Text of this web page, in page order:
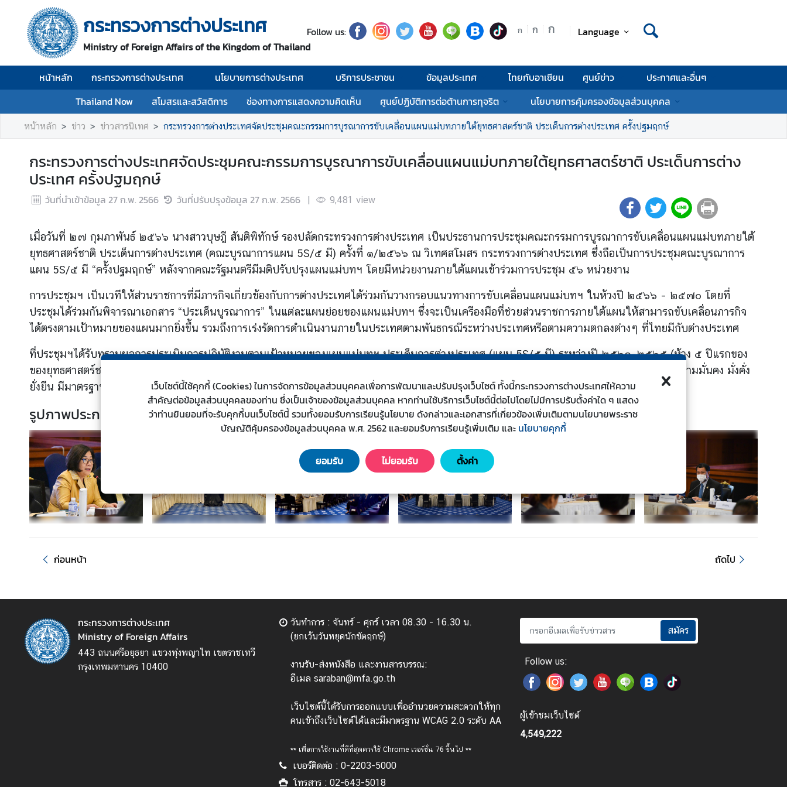
กระทรวงการต่างประเทศ
Ministry of Foreign Affairs of the Kingdom of Thailand
Follow us: ก ก ก Language
หน้าหลัก กระทรวงการต่างประเทศ นโยบายการต่างประเทศ บริการประชาชน ข้อมูลประเทศ ไทยกับอาเซียน ศูนย์ข่าว
ประกาศและอื่นๆ
Thailand Now
สโมสรและสวัสดิการ ช่องทางการแสดงความคิดเห็น ศูนย์ปฏิบัติการต่อต้านการทุจริต นโยบายการคุ้มครองข้อมูลส่วนบุคคล
ห
น้
า
ก
ก
ะ
ท
ว
ก
ร
ต่
ง
ป
ร
เ
ท
ศ
น
โ
ย
บ
า
ย
ก
า
ร
เ
ท
ศ
หน้าหลัก ข่าว ข่าวสารนิเทศ กระทรวงการต่างประเทศจัดประชุมคณะกรรมการบูรณาการขับเคลื่อนแผนแม่บทภายใต้ยุทธศาสตร์ชาติ ประเด็นการต่างประเทศ ครั้งปฐมฤกษ์
กระทรวงการต่างประเทศจัดประชุมคณะกรรมการบูรณาการขับเคลื่อนแผนแม่บทภายใต้ยุทธศาสตร์ชาติ ประเด็นการต่าง
ประเทศ ครั้งปฐมฤกษ์
วันที่นำเข้าข้อมูล 27 ก.พ. 2566 วันที่ปรับปรุงข้อมูล 27 ก.พ. 2566 | 9,481 view
เมื่อวันที่ ๒๗ กุมภาพันธ์ ๒๕๖๖ นางสาวบุษฎี สันติพิทักษ์ รองปลัดกระทรวงการต่างประเทศ เป็นประธานการประชุมคณะกรรมการบูรณาการขับเคลื่อนแผนแม่บทภายใต้
ยุทธศาสตร์ชาติ ประเด็นการต่างประเทศ (คณะบูรณาการแผน 5S/๕ มี) ครั้งที่ ๑/๒๕๖๖ ณ วิเทศสโมสร กระทรวงการต่างประเทศ ซึ่งถือเป็นการประชุมคณะบูรณาการ
แผน 5S/๕ มี “ครั้งปฐมฤกษ์” หลังจากคณะรัฐมนตรีมีมติปรับปรุงแผนแม่บทฯ โดยมีหน่วยงานภายใต้แผนเข้าร่วมการประชุม ๕๖ หน่วยงาน
การประชุมฯ เป็นเวทีให้ส่วนราชการที่มีภารกิจเกี่ยวข้องกับการต่างประเทศได้ร่วมกันวางกรอบแนวทางการขับเคลื่อนแผนแม่บทฯ ในห้วงปี ๒๕๖๖ – ๒๕๗๐ โดยที่
ประชุมได้ร่วมกันพิจารณาเอกสาร “ประเด็นบูรณาการ” ในแต่ละแผนย่อยของแผนแม่บทฯ ซึ่งจะเป็นเครืองมือที่ช่วยส่วนราชการภายใต้แผนให้สามารถขับเคลื่อนภารกิจ
ได้ตรงตามเป้าหมายของแผนมากยิ่งขึ้น รวมถึงการเร่งรัดการดำเนินงานภายในประเทศตามพันธกรณีระหว่างประเทศหรือตามความตกลงต่างๆ ที่ไทยมีกับต่างประเทศ
ที่ประชุมฯได้รับทราบผลการประเมินการปฏิบัติงานตามเป้าหมายของแผนแม่บทฯ ประเด็นการต่างประเทศ (แผน 5S/๕ มี) ระหว่างปี ๒๕๖๑-๒๕๖๕ (ห้วง ๕ ปีแรกของ
ของยุทธศาสตร์ชาติ) จัดทำโดยสำนักงานสภาพัฒนาการเศรษฐกิจและสังคมแห่งชาติ ซึ่งประเมินว่า “การต่างประเทศไทยมีเอกภาพ ทำให้ประเทศไทยมีความมั่นคง มั่งคั่ง
ยั่งยืน มีมาตรฐานสากล และมีเกียรติภูมิในประชาคมโลก” มากขึ้น/ดีขึ้นตามเป้าหมายที่ตั้งไว้ (บรรลุค่าเป้าหมาย)
รูปภาพประกอบ
ก่อนหน้า ถัดไป
กระทรวงการต่างประเทศ
Ministry of Foreign Affairs
443 ถนนศรีอยุธยา แขวงทุ่งพญาไท เขตราชเทวี
กรุงเทพมหานคร 10400
วันทำการ : จันทร์ - ศุกร์ เวลา 08.30 - 16.30 น.
(ยกเว้นวันหยุดนักขัตฤกษ์)
งานรับ-ส่งหนังสือ และงานสารบรรณ:
อีเมล saraban@mfa.go.th
เว็บไซต์นี้ได้รับการออกแบบเพื่ออำนวยความสะดวกให้ทุก
คนเข้าถึงเว็บไซต์ได้และมีมาตรฐาน WCAG 2.0 ระดับ AA
** เพื่อการใช้งานที่ดีที่สุดควรใช้ Chrome เวอร์ชั่น 76 ขึ้นไป **
เบอร์ติดต่อ : 0-2203-5000
โทรสาร : 02-643-5018
สมัคร
Follow us:
ผู้เข้าชมเว็บไซต์
4,549,222
เว็บไซต์นี้ใช้คุกกี้ (Cookies) ในการจัดการข้อมูลส่วนบุคคลเพื่อการพัฒนาและปรับปรุงเว็บไซต์ ทั้งนี้กระทรวงการต่างประเทศให้ความ
สำคัญต่อข้อมูลส่วนบุคคลของท่าน ซึ่งเป็นเจ้าของข้อมูลส่วนบุคคล หากท่านใช้บริการเว็บไซต์นี้ต่อไปโดยไม่มีการปรับตั้งค่าใด ๆ แสดง
ว่าท่านยินยอมที่จะรับคุกกี้บนเว็บไซต์นี้ รวมทั้งยอมรับการเรียนรู้นโยบาย ดังกล่าวและเอกสารที่เกี่ยวข้องเพิ่มเติมตามนโยบายพระราช
บัญญัติคุ้มครองข้อมูลส่วนบุคคล พ.ศ. 2562 และยอมรับการเรียนรู้เพิ่มเติม และ นโยบายคุกกี้
ยอมรับ ไม่ยอมรับ ตั้งค่า